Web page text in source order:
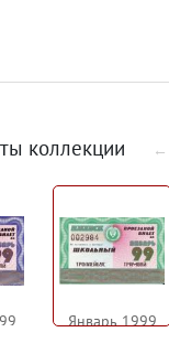
коллекции ←
Январь 1999